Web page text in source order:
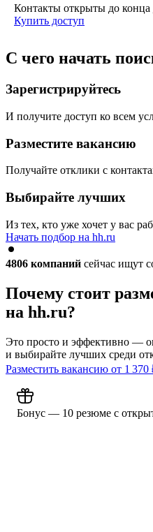
Контакты открыты до конца
Купить доступ
С чего начать
Зарегистрируйтесь
И получите доступ ко всем
Разместите вакансию
Получайте отклики с
Выбирайте лучших
Из тех, кто уже хочет у вас
Начать подбор на hh.ru
4806 компаний сейчас ищут
Почему стоит
на hh.ru?
Это просто и эффективно —
и выбирайте лучших среди
Разместить вакансию от 1 370
Бонус — 10 резюме с